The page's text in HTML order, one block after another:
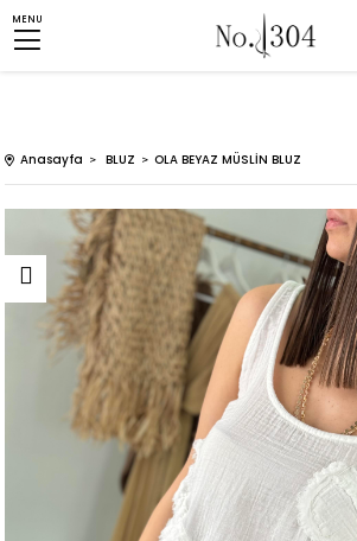
MENU
Anasayfa BLUZ OLA BEYAZ MÜSLİN BLUZ